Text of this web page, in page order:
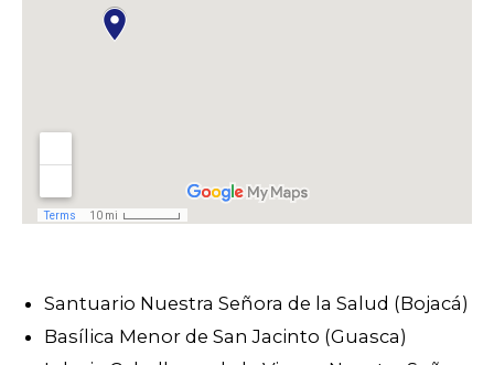
Santuario Nuestra Señora de la Salud (Bojacá)
Basílica Menor de San Jacinto (Guasca)